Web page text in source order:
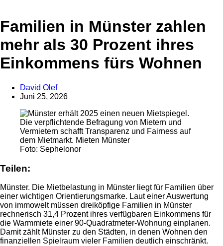
Familien in Münster zahlen
mehr als 30 Prozent ihres
Einkommens fürs Wohnen
David Olef
Juni 25, 2026
Foto: Sephelonor
Teilen:
Münster. Die Mietbelastung in Münster liegt für Familien über
einer wichtigen Orientierungsmarke. Laut einer Auswertung
von immowelt müssen dreiköpfige Familien in Münster
rechnerisch 31,4 Prozent ihres verfügbaren Einkommens für
die Warmmiete einer 90-Quadratmeter-Wohnung einplanen.
Damit zählt Münster zu den Städten, in denen Wohnen den
finanziellen Spielraum vieler Familien deutlich einschränkt.